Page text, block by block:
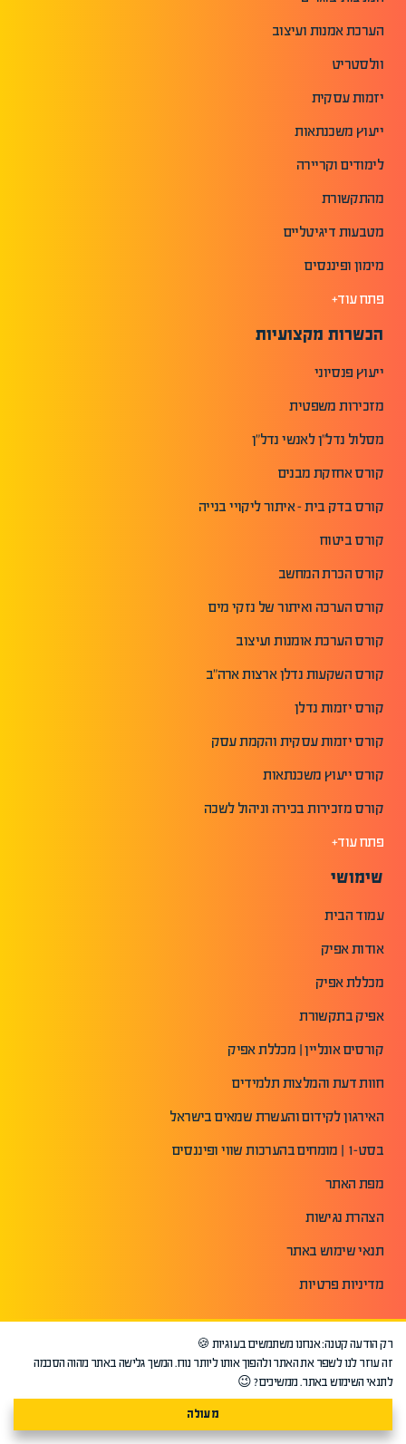
הערכת אמנות ועיצוב
וולסטריט
יזמות עסקית
ייעוץ משכנתאות
לימודים וקריירה
מהתקשורת
מטבעות דיגיטליים
מימון ופיננסים
פתח עוד+
הכשרות מקצועיות
ייעוץ פנסיוני
מזכירות משפטית
מסלול נדל"ן לאנשי נדל"ן
קורס אחזקת מבנים
קורס בדק בית - איתור ליקויי בנייה
קורס ביטוח
קורס הכרת המחשב
קורס הערכה ואיתור של נזקי מים
קורס הערכת אומנות ועיצוב
קורס השקעות נדלן ארצות ארה"ב
קורס יזמות נדלן
קורס יזמות עסקית והקמת עסק
קורס ייעוץ משכנתאות
קורס מזכירות בכירה וניהול לשכה
פתח עוד+
שימושי
עמוד הבית
אודות אפיק
מכללת אפיק
אפיק בתקשורת
קורסים אונליין | מכללת אפיק
חוות דעת והמלצות תלמידים
האירגון לקידום והעשרת שמאים בישראל
בסט-1 | מומחים בהערכות שווי ופיננסים
מפת האתר
הצהרת נגישות
תנאי שימוש באתר
מדיניות פרטיות
רק הודעה קטנה: אנחנו משתמשים בעוגיות 🍪
זה עוזר לנו לשפר את האתר ולהפוך אותו ליותר נוח. המשך גלישה באתר מהוה הסכמה
לתנאי השימוש באתר. ממשיכים? 😉
מעולה